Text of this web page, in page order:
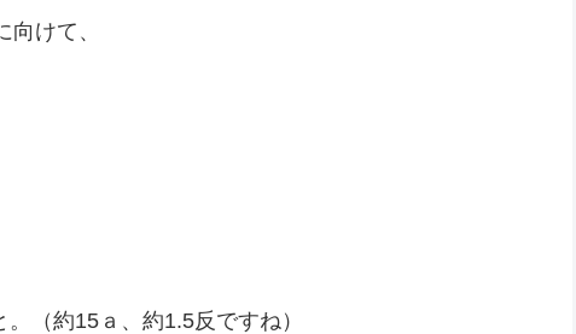
向けて、
（約15ａ、約1.5反ですね）